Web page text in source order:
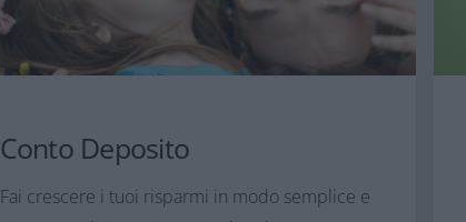
Conto Deposito
Fai crescere i tuoi risparmi in modo semplice e